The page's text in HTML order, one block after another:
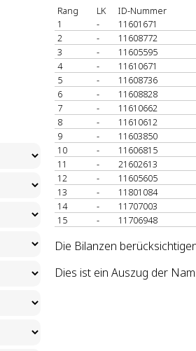
Rang LK ID-Nummer
1
- 11601671
2
- 11608772
3
- 11605595
4
- 11610671
5
- 11608736
6
- 11608828
7
- 11610662
8
- 11610612
9
- 11603850
10
- 11606815
11
- 21602613
12
- 11605605
13
- 11801084
14
- 11707003
15
- 11706948
Die Bilanzen
Dies ist ein Auszug der